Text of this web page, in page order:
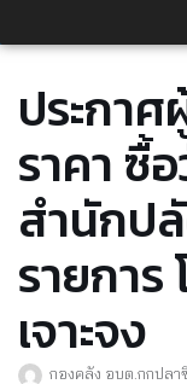
to
ประกาศ
ราคา ซื้
สำนักป
รายการ
เจาะจง
กองคลัง อบต.กกปลา